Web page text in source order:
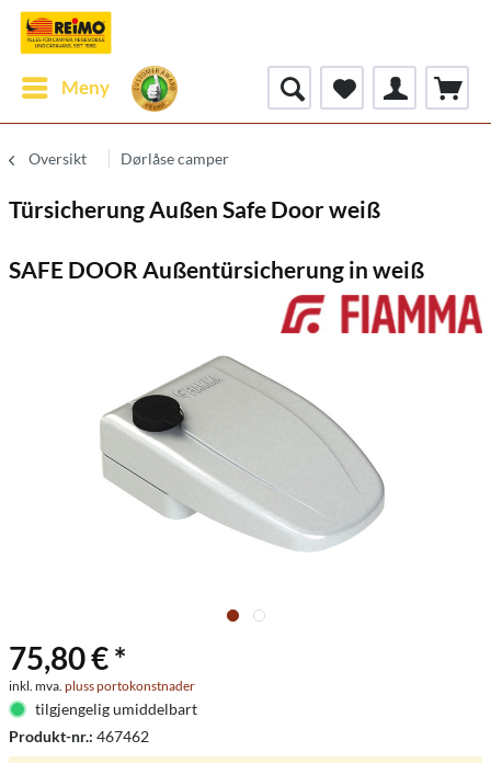
Meny
Oversikt Dørlåse camper
Türsicherung Außen Safe Door weiß
SAFE DOOR Außentürsicherung in weiß
75,80 € *
inkl. mva. pluss portokonstnader
tilgjengelig umiddelbart
Produkt-nr.: 467462